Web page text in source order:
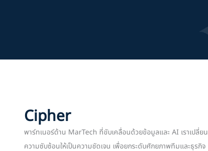
Cipher
พาร์ทเนอร์ด้าน MarTech ที่ขับเคลื่อนด้วยข้อมูลและ AI เราเปลี่ยน
ความซับซ้อนให้เป็นความชัดเจน เพื่อยกระดับศักยภาพทีมและธุรกิจ